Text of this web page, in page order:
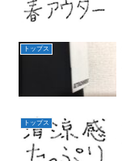
トップス
トップス